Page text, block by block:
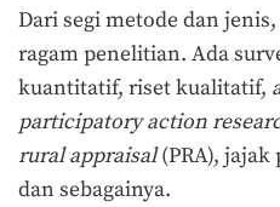
Dari segi metode dan
ragam penelitian. Ada
kuantitatif, riset kualitatif,
participatory action
rural appraisal(PRA), jajak
dan sebagainya.